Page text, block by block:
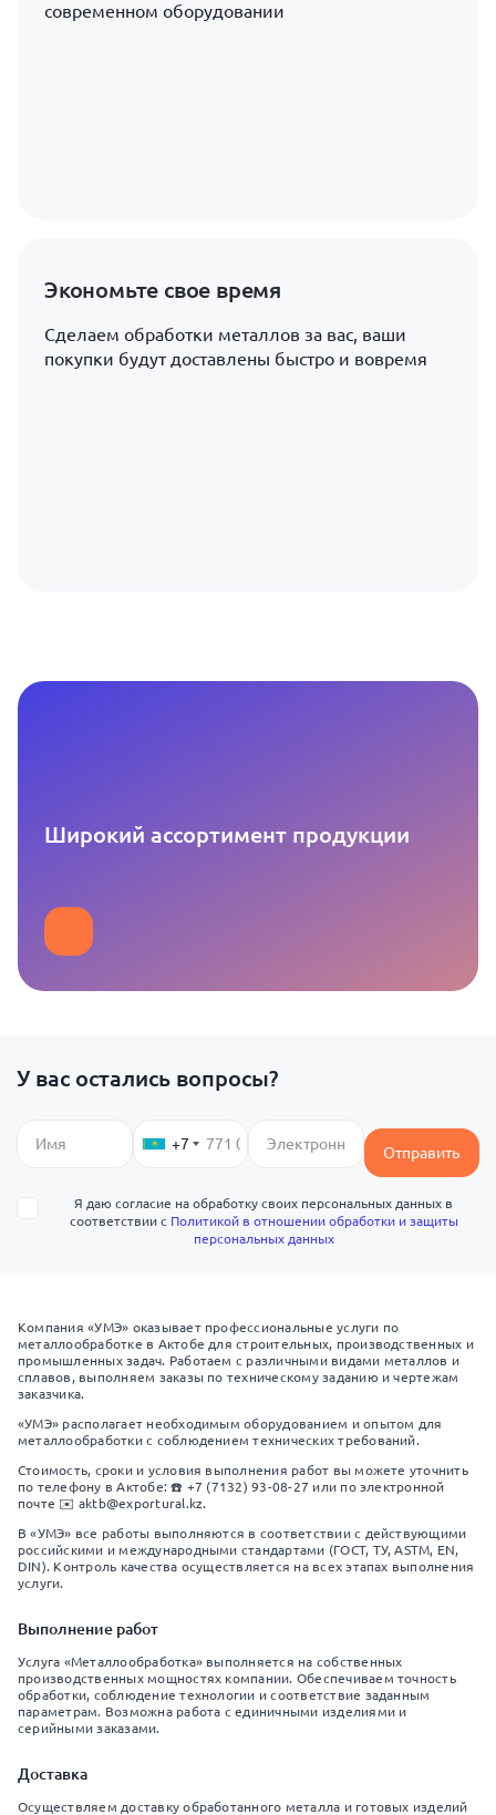
современном оборудовании
Экономьте свое время
Сделаем обработки металлов за вас, ваши
покупки будут доставлены быстро и вовремя
Широкий ассортимент продукции
У вас остались вопросы?
+7 Отправить
Я даю согласие на обработку своих персональных данных в
соответствии с Политикой в отношении обработки и защиты
персональных данных
Компания «УМЭ» оказывает профессиональные услуги по
металлообработке в Актобе для строительных, производственных и
промышленных задач. Работаем с различными видами металлов и
сплавов, выполняем заказы по техническому заданию и чертежам
заказчика.
«УМЭ» располагает необходимым оборудованием и опытом для
металлообработки с соблюдением технических требований.
Стоимость, сроки и условия выполнения работ вы можете уточнить
по телефону в Актобе: ☎️ +7 (7132) 93-08-27 или по электронной
почте ✉️ aktb@exportural.kz.
В «УМЭ» все работы выполняются в соответствии с действующими
российскими и международными стандартами (ГОСТ, ТУ, ASTM, EN,
DIN). Контроль качества осуществляется на всех этапах выполнения
услуги.
Выполнение работ
Услуга «Металлообработка» выполняется на собственных
производственных мощностях компании. Обеспечиваем точность
обработки, соблюдение технологии и соответствие заданным
параметрам. Возможна работа с единичными изделиями и
серийными заказами.
Доставка
Осуществляем доставку обработанного металла и готовых изделий